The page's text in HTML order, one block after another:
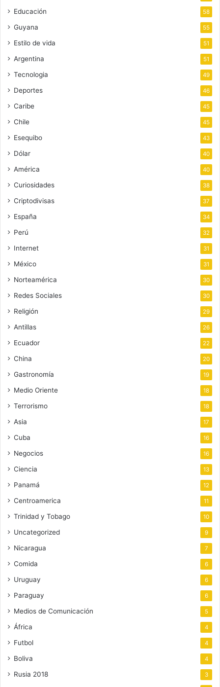
Educación 58
Guyana 55
Estilo de vida 51
Argentina 51
Tecnologia 49
Deportes 46
Caribe 45
Chile 45
Esequibo 43
Dólar 40
América 40
Curiosidades 38
Criptodivisas 37
España 34
Perú 32
Internet 31
México 31
Norteamérica 30
Redes Sociales 30
Religión 29
Antillas 26
Ecuador 22
China 20
Gastronomía 19
Medio Oriente 18
Terrorismo 18
Asia 17
Cuba 16
Negocios 16
Ciencia 13
Panamá 12
Centroamerica 11
Trinidad y Tobago 10
Uncategorized 9
Nicaragua 7
Comida 6
Uruguay 6
Paraguay 6
Medios de Comunicación 5
África 4
Futbol 4
Boliva 4
Rusia 2018 3